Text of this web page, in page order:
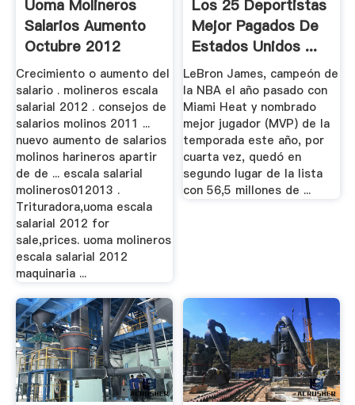
Uoma Molineros
Salarios Aumento
Octubre 2012
Crecimiento o aumento del
salario . molineros escala
salarial 2012 . consejos de
salarios molinos 2011 ...
nuevo aumento de salarios
molinos harineros apartir
de de ... escala salarial
molineros012013 .
Trituradora,uoma escala
salarial 2012 for
sale,prices. uoma molineros
escala salarial 2012
maquinaria ...
Los 25 Deportistas
Mejor Pagados De
Estados Unidos ...
LeBron James, campeón de
la NBA el año pasado con
Miami Heat y nombrado
mejor jugador (MVP) de la
temporada este año, por
cuarta vez, quedó en
segundo lugar de la lista
con 56,5 millones de ...